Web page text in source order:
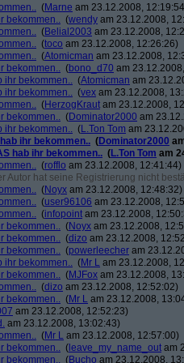
(Marne am 23.12.2008,
bekommen.. (wendy am 23.12.2008,
(Belial2003 am 23.12.2008,
(toco am 23.12.2008, 12:26:26)
(Atomicman am 23.12.2008,
bekommen.. (bono_d70 am
ihr bekommen.. (Atomicman am
ihr bekommen.. (vex am 23.12.2008,
(HerzogKraut am 23.12.2008,
bekommen.. (Dominator2000 am
ihr bekommen.. (L.Ton Tom am
ihr bekommen.. (Dominator2000
hab ihr bekommen.. (L.Ton Tom am
(rofflo am 23.12.2008, 12:41:44)
Autor hat seine Registrierung nicht
(Noyx am 23.12.2008, 12:48:32)
(user96106 am 23.12.2008,
(infopoint am 23.12.2008,
bekommen.. (Noyx am 23.12.2008,
bekommen.. (dizo am 23.12.2008,
bekommen.. (powerleecher am
ihr bekommen.. (Mr L am 23.12.2008,
bekommen.. (MJFox am 23.12.2008,
(dizo am 23.12.2008, 12:52:02)
bekommen.. (Mr L am 23.12.2008,
am 23.12.2008, 12:52:23)
am 23.12.2008, 13:02:43)
(Mr L am 23.12.2008, 12:57:00)
bekommen.. ( leave_my_name_out am
bekommen.. (Bucho am 23.12.2008,